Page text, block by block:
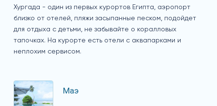
Хургада - один из первых курортов Египта, аэропорт
близко от отелей, пляжи засыпанные песком, подойдет
для отдыха с детьми, не забывайте о коралловых
тапочках. На курорте есть отели с аквапарками и
неплохим сервисом.
Маэ